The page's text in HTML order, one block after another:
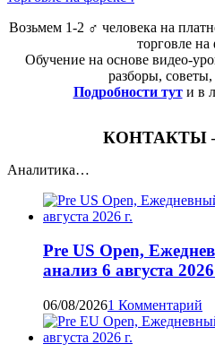
Возьмем 1-2 ‍♂️ человека на
торговле на
Обучение на основе видео-
разборы,
Подробности тут и в
КОНТАКТЫ
Аналитика…
Pre US Open,
анализ 6 августа 2026
06/08/20261 Комментарий